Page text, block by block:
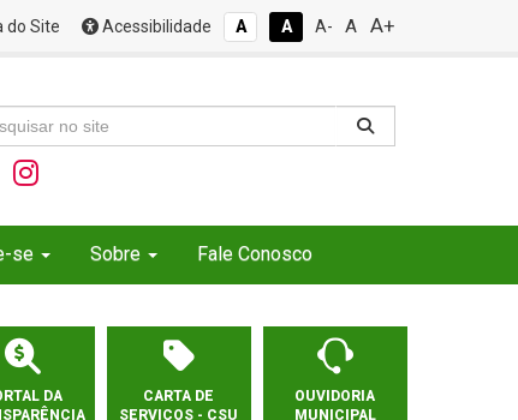
do Site Acessibilidade A A A- A A+
se Sobre Fale Conosco
DA
CARTA DE
SERVIÇOS - CSU
OUVIDORIA
MUNICIPAL